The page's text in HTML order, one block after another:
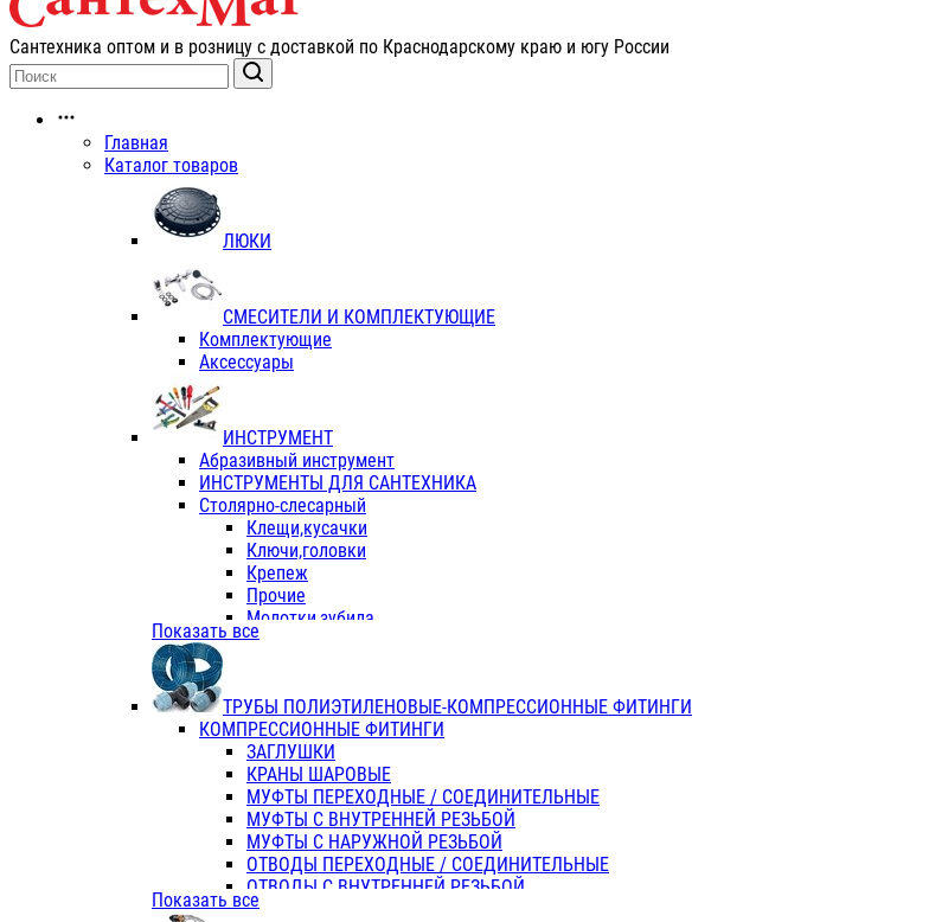
Сантехника оптом и в розницу с доставкой по Краснодарскому краю и югу России
Главная
Каталог товаров
ЛЮКИ
СМЕСИТЕЛИ И КОМПЛЕКТУЮЩИЕ
Комплектующие
Аксессуары
ИНСТРУМЕНТ
Абразивный инструмент
ИНСТРУМЕНТЫ ДЛЯ САНТЕХНИКА
Столярно-слесарный
Клещи,кусачки
Ключи,головки
Крепеж
Прочие
Молотки,зубила
Пассатижи,тонкогубцы,утконосы
Отвертки
Хоз. инвентарь
ЭЛ. ИНСТРУМЕНТ OASIS
Показать все
ТРУБЫ ПОЛИЭТИЛЕНОВЫЕ-КОМПРЕССИОННЫЕ ФИТИНГИ
КОМПРЕССИОННЫЕ ФИТИНГИ
ЗАГЛУШКИ
КРАНЫ ШАРОВЫЕ
МУФТЫ ПЕРЕХОДНЫЕ / СОЕДИНИТЕЛЬНЫЕ
МУФТЫ С ВНУТРЕННЕЙ РЕЗЬБОЙ
МУФТЫ С НАРУЖНОЙ РЕЗЬБОЙ
ОТВОДЫ ПЕРЕХОДНЫЕ / СОЕДИНИТЕЛЬНЫЕ
ОТВОДЫ С ВНУТРЕННЕЙ РЕЗЬБОЙ
ОТВОДЫ С НАРУЖНОЙ РЕЗЬБОЙ
Показать все